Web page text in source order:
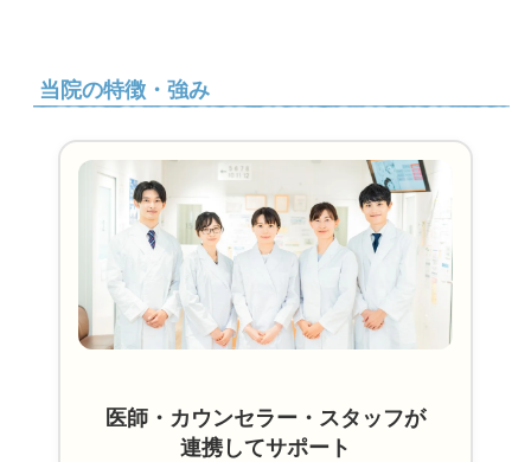
当院の特徴・強み
医師・カウンセラー・スタッフが
連携してサポート